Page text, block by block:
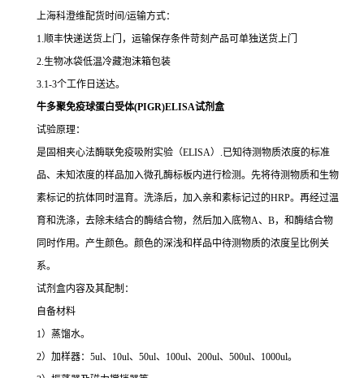
上海科澄维配货时间/运输方式：
1.顺丰快递送货上门，运输保存条件苛刻产品可单独送货上门
2.生物冰袋低温冷藏泡沫箱包装
3.1-3个工作日送达。
牛多聚免疫球蛋白受体(PIGR)ELISA试剂盒
试验原理：
是固相夹心法酶联免疫吸附实验（ELISA）.已知待测物质浓度的标准
品、未知浓度的样品加入微孔酶标板内进行检测。先将待测物质和生物
素标记的抗体同时温育。洗涤后，加入亲和素标记过的HRP。再经过温
育和洗涤，去除未结合的酶结合物，然后加入底物A、B，和酶结合物
同时作用。产生颜色。颜色的深浅和样品中待测物质的浓度呈比例关
系。
试剂盒内容及其配制：
自备材料
1）蒸馏水。
2）加样器：5ul、10ul、50ul、100ul、200ul、500ul、1000ul。